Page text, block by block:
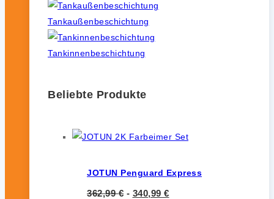
Tankaußenbeschichtung
Tankinnenbeschichtung
Beliebte Produkte
JOTUN Penguard Express
362,99€ - 340,99 €